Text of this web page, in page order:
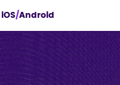
iOS/Android